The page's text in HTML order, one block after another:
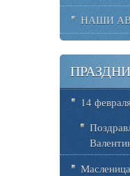
НАШИ
14
Масленица